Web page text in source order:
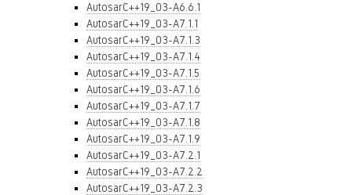
AutosarC++19_03-A6.6.1
AutosarC++19_03-A7.1.1
AutosarC++19_03-A7.1.3
AutosarC++19_03-A7.1.4
AutosarC++19_03-A7.1.5
AutosarC++19_03-A7.1.6
AutosarC++19_03-A7.1.7
AutosarC++19_03-A7.1.8
AutosarC++19_03-A7.1.9
AutosarC++19_03-A7.2.1
AutosarC++19_03-A7.2.2
AutosarC++19_03-A7.2.3